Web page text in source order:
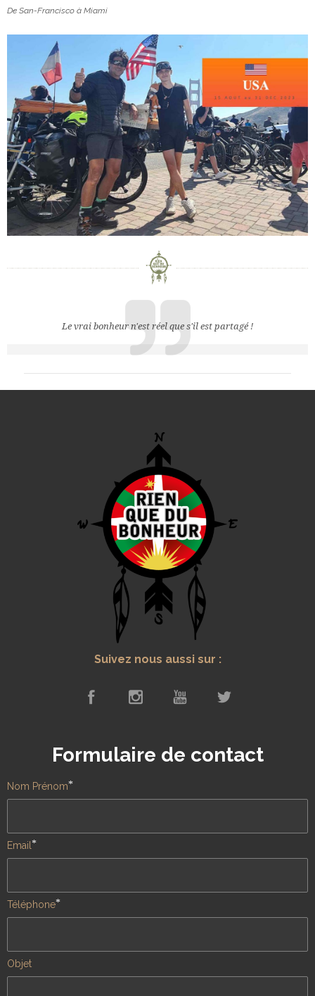
De San-Francisco à Miami
Le vrai bonheur n'est réel que s'il est partagé !
Suivez nous aussi sur :
Formulaire de contact
Nom Prénom*
Email *
Téléphone*
Objet